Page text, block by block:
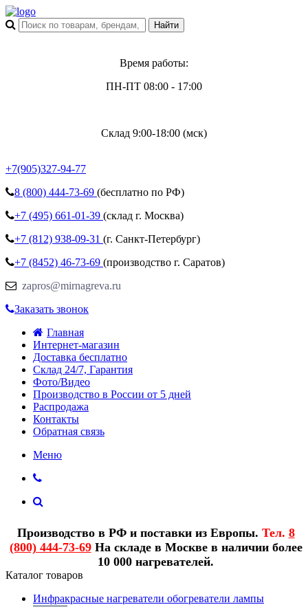
Время работы:
ПН-ПТ 08:00 - 17:00
Склад 9:00-18:00 (мск)
+7(905)327-94-77
8 (800) 444-73-69 (бесплатно по РФ)
+7 (495) 661-01-39 (склад г. Москва)
+7 (812) 938-09-31 (г. Санкт-Петербург)
+7 (8452) 46-73-69 (производство г. Саратов)
zapros@mirnagreva.ru
Заказать звонок
Главная
Интернет-магазин
Доставка бесплатно
Склад 24/7, Гарантия
Фото/Видео
Производство в России от 5 дней
Распродажа
Контакты
Обратная связь
Меню
Производство в РФ и поставки из Европы. Тел. 8
(800) 444-73-69На складе в Москве в наличии более
10 000 нагревателей.
Каталог товаров
Инфракрасные нагреватели обогреватели лампы